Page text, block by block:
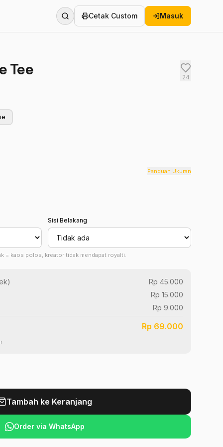
Cetak Custom Masuk
Tee 24
Panduan Ukuran
Sisi Belakang
= kaos polos, kreator tidak mendapat royalti.
)
Rp 45.000
Rp 15.000
Rp 9.000
Rp 69.000
Tambah ke Keranjang
Order via WhatsApp